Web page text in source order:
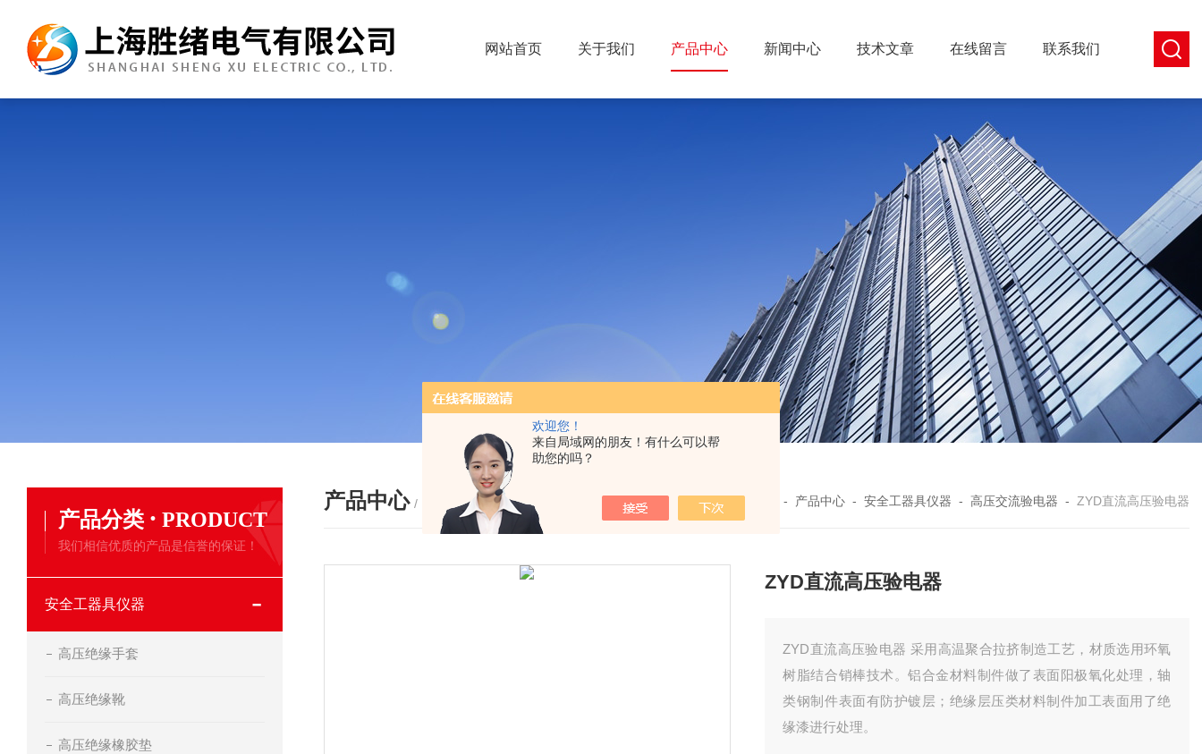
欢迎您！
来自局域网的朋友！有什么可以帮
助您的吗？
网站首页 关于我们 产品中心 新闻中心 技术文章 在线留言 联系我们
产品分类 · PRODUCT
我们相信优质的产品是信誉的保证！
安全工器具仪器
高压绝缘手套
高压绝缘靴
高压绝缘橡胶垫
产品中心 / PRODUCTS 您的位置： - 产品中心 - 安全工器具仪器 - 高压交流验电器 - ZYD直流高压验电器
ZYD直流高压验电器
ZYD直流高压验电器 采用高温聚合拉挤制造工艺，材质选用环氧
树脂结合销棒技术。铝合金材料制件做了表面阳极氧化处理，轴
类钢制件表面有防护镀层；绝缘层压类材料制件加工表面用了绝
缘漆进行处理。